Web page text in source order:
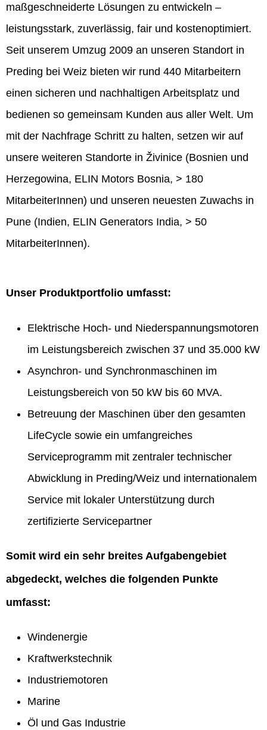
maßgeschneiderte Lösungen zu entwickeln –
leistungsstark, zuverlässig, fair und kostenoptimiert.
Seit unserem Umzug 2009 an unseren Standort in
Preding bei Weiz bieten wir rund 440 Mitarbeitern
einen sicheren und nachhaltigen Arbeitsplatz und
bedienen so gemeinsam Kunden aus aller Welt. Um
mit der Nachfrage Schritt zu halten, setzen wir auf
unsere weiteren Standorte in Živinice (Bosnien und
Herzegowina, ELIN Motors Bosnia, > 180
MitarbeiterInnen) und unseren neuesten Zuwachs in
Pune (Indien, ELIN Generators India, > 50
MitarbeiterInnen).
Unser Produktportfolio umfasst:
Elektrische Hoch- und Niederspannungsmotoren
im Leistungsbereich zwischen 37 und 35.000 kW
Asynchron- und Synchronmaschinen im
Leistungsbereich von 50 kW bis 60 MVA.
Betreuung der Maschinen über den gesamten
LifeCycle sowie ein umfangreiches
Serviceprogramm mit zentraler technischer
Abwicklung in Preding/Weiz und internationalem
Service mit lokaler Unterstützung durch
zertifizierte Servicepartner
Somit wird ein sehr breites Aufgabengebiet
abgedeckt, welches die folgenden Punkte
umfasst:
Windenergie
Kraftwerkstechnik
Industriemotoren
Marine
Öl und Gas Industrie